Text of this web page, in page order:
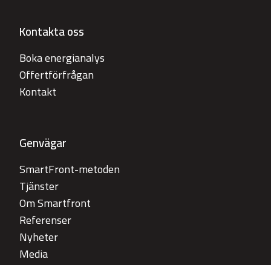
Kontakta oss
Boka energianalys
Offertförfrågan
Kontakt
Genvägar
SmartFront-metoden
Tjänster
Om Smartfront
Referenser
Nyheter
Media